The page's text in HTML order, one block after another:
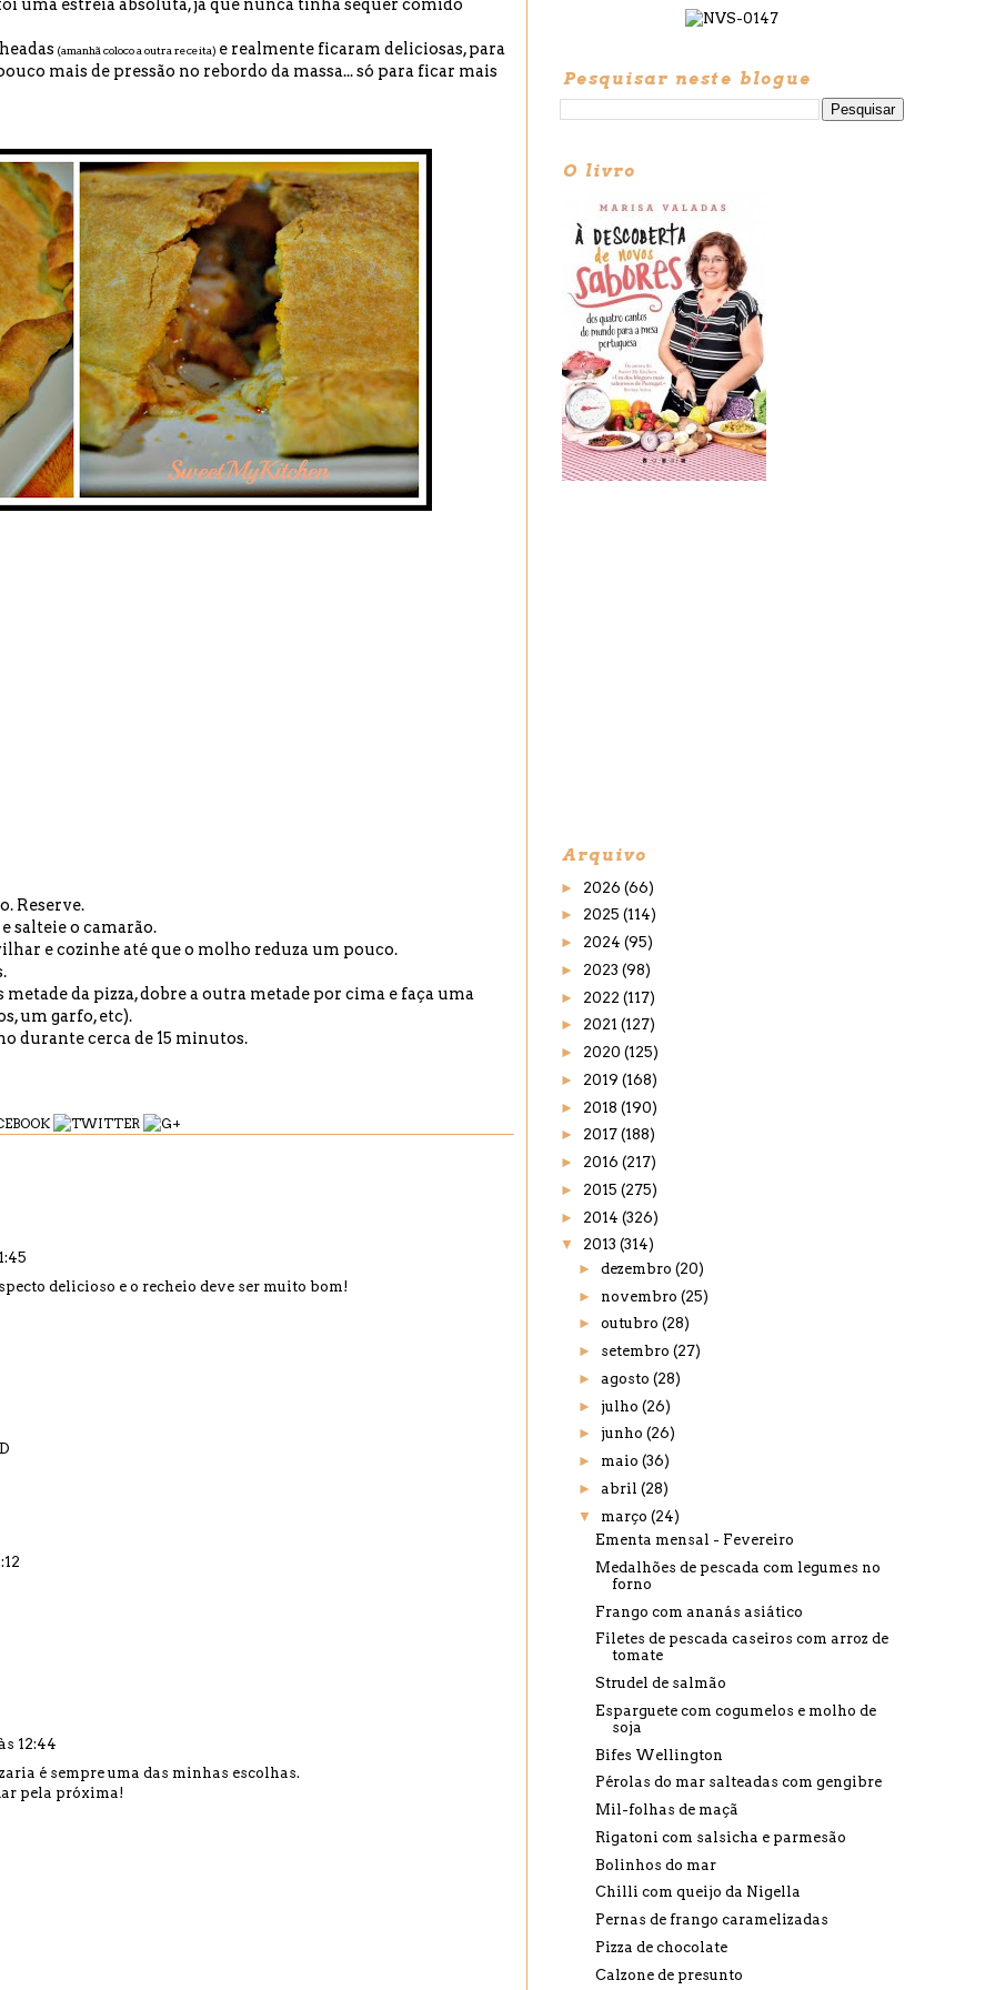
(amanhã coloco a outra receita) e realmente ficaram deliciosas, para
mais de pressão no rebordo da massa... só para ficar mais
Reserve.
salteie o camarão.
e cozinhe até que o molho reduza um pouco.
da pizza, dobre a outra metade por cima e faça uma
um garfo, etc).
durante cerca de 15 minutos.
delicioso e o recheio deve ser muito bom!
12:44
é sempre uma das minhas escolhas.
pela próxima!
Pesquisar neste blogue
O livro
Arquivo
► 2026 (66)
► 2025 (114)
► 2024 (95)
► 2023 (98)
► 2022 (117)
► 2021 (127)
► 2020 (125)
► 2019 (168)
► 2018 (190)
► 2017 (188)
► 2016 (217)
► 2015 (275)
► 2014 (326)
▼ 2013 (314)
► dezembro (20)
► novembro (25)
► outubro (28)
► setembro (27)
► agosto (28)
► julho (26)
► junho (26)
► maio (36)
► abril (28)
▼ março (24)
Ementa mensal - Fevereiro
Medalhões de pescada com legumes no
forno
Frango com ananás asiático
Filetes de pescada caseiros com arroz de
tomate
Strudel de salmão
Esparguete com cogumelos e molho de
soja
Bifes Wellington
Pérolas do mar salteadas com gengibre
Mil-folhas de maçã
Rigatoni com salsicha e parmesão
Bolinhos do mar
Chilli com queijo da Nigella
Pernas de frango caramelizadas
Pizza de chocolate
Calzone de presunto